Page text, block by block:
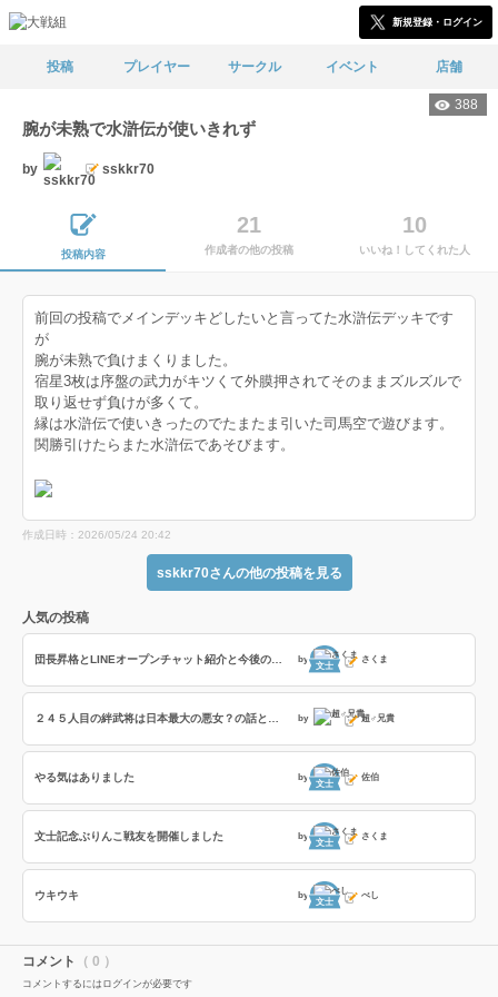
新規登録・ログイン
投稿 プレイヤー サークル イベント 店舗
388
腕が未熟で水滸伝が使いきれず
by sskkr70
投稿内容
21
作成者の他の投稿
10
いいね！してくれた人
前回の投稿でメインデッキどしたいと言ってた水滸伝デッキです
が
腕が未熟で負けまくりました。
宿星3枚は序盤の武力がキツくて外膜押されてそのままズルズルで
取り返せず負けが多くて。
縁は水滸伝で使いきったのでたまたま引いた司馬空で遊びます。
関勝引けたらまた水滸伝であそびます。
作成日時：2026/05/24 20:42
sskkr70さんの他の投稿を見る
人気の投稿
by
文士
さくま
by 超♂兄貴
やる気はありました by
文士
佐伯
文士記念ぶりんこ戦友を開催しました by
文士
さくま
ウキウキ by
文士
べし
コメント （ 0 ）
コメントするにはログインが必要です